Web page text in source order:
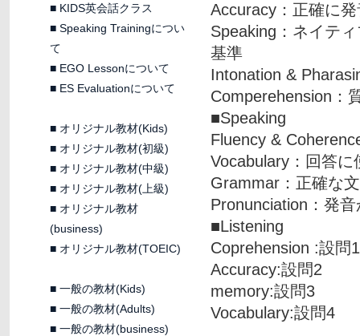
■ KIDS英会話クラス
■ Speaking Trainingについ
て
■ EGO Lessonについて
■ ES Evaluationについて
■ オリジナル教材(Kids)
■ オリジナル教材(初級)
■ オリジナル教材(中級)
■ オリジナル教材(上級)
■ オリジナル教材
(business)
■ オリジナル教材(TOEIC)
■ 一般の教材(Kids)
■ 一般の教材(Adults)
■ 一般の教材(business)
Accuracy：正確に
Speaking：ネイテ
基準
Intonation &
Comperehension：
■Speaking
Fluency &
Vocabulary：回答
Grammar：正確な
Pronunciation：発
■Listening
Coprehension :設問
Accuracy:設問2
memory:設問3
Vocabulary:設問4